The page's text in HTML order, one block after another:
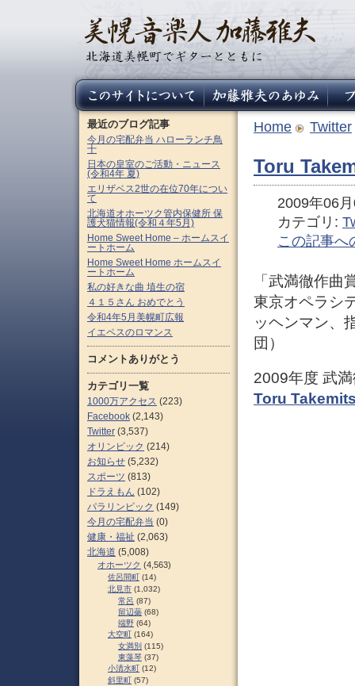
Home Twitter
Toru
2009年06
カテゴリ:
この記事へ
「武満徹作
東京オペラシ
ッヘンマン、
団）
2009年度 武
Toru
最近のブログ記事
今月の宅配弁当 ハローランチ鳥
十
日本の皇室のご活動・ニュース
(令和4年 夏)
エリザベス2世の在位70年につい
て
北海道オホーツク管内保健所 保
護犬猫情報(令和４年5月)
Home Sweet Home – ホームスイ
ートホーム
Home Sweet Home ホームスイ
ートホーム
私の好きな曲 埴生の宿
４１５さん おめでとう
令和4年5月美幌町広報
イエペスのロマンス
コメントありがとう
カテゴリ一覧
1000万アクセス (223)
Facebook (2,143)
Twitter (3,537)
オリンピック (214)
お知らせ (5,232)
スポーツ (813)
ドラえもん (102)
パラリンピック (149)
今月の宅配弁当 (0)
健康・福祉 (2,063)
北海道 (5,008)
オホーツク (4,563)
佐呂間町 (14)
北見市 (1,032)
常呂 (87)
留辺蘂 (68)
端野 (64)
大空町 (164)
女満別 (115)
東藻琴 (37)
小清水町 (12)
斜里町 (57)